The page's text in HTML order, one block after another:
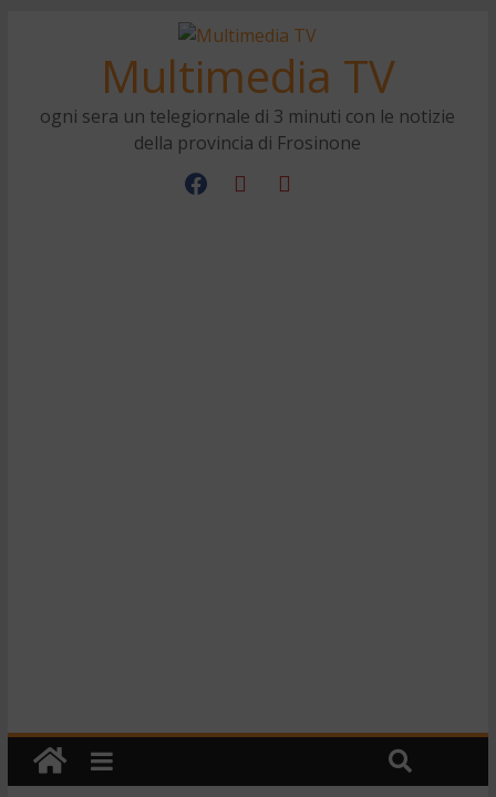
Multimedia TV
ogni sera un telegiornale di 3 minuti con le notizie
della provincia di Frosinone